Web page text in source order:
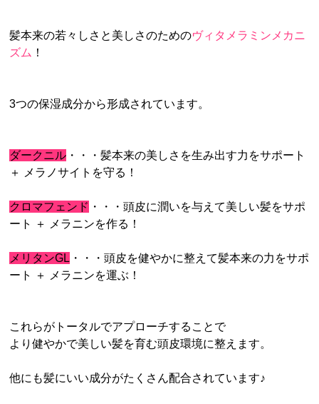
髪本来の若々しさと美しさのためのヴィタメラミンメカニ
ズム ！
3つの保湿成分から形成されています。
ダークニル ・・・髪本来の美しさを生み出す力をサポート
＋ メラノサイトを守る！
クロマフェンド ・・・頭皮に潤いを与えて美しい髪をサポ
ート ＋ メラニンを作る！
メリタンGL ・・・頭皮を健やかに整えて髪本来の力をサポ
ート ＋ メラニンを運ぶ！
これらがトータルでアプローチすることで
より健やかで美しい髪を育む頭皮環境に整えます。
他にも髪にいい成分がたくさん配合されています♪